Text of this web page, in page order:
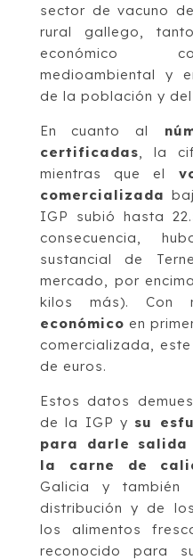
sector de vacuno
rural gallego,
económico
medioambiental y
de la población y
En cuanto al
certificadas, la
mientras que el
comercializada
IGP subió hasta
consecuencia,
sustancial de
mercado, por
kilos más). Con
económico en
comercializada,
de euros.
Estos datos
de la IGP y su
para darle
la carne de
Galicia y
distribución y de
los alimentos
reconocido para